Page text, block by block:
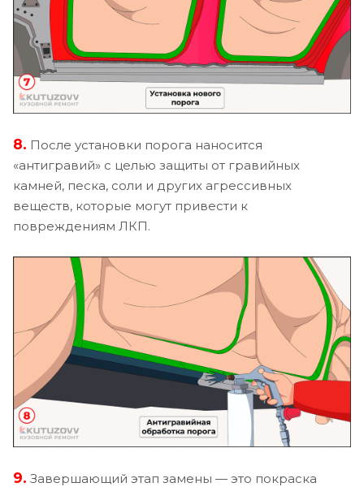
8. После установки порога наносится
«антигравий» с целью защиты от гравийных
камней, песка, соли и других агрессивных
веществ, которые могут привести к
повреждениям ЛКП.
9. Завершающий этап замены — это покраска